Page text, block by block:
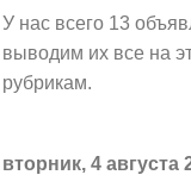
У нас всего 13
выводим их все на
рубрикам.
вторник, 4 августа